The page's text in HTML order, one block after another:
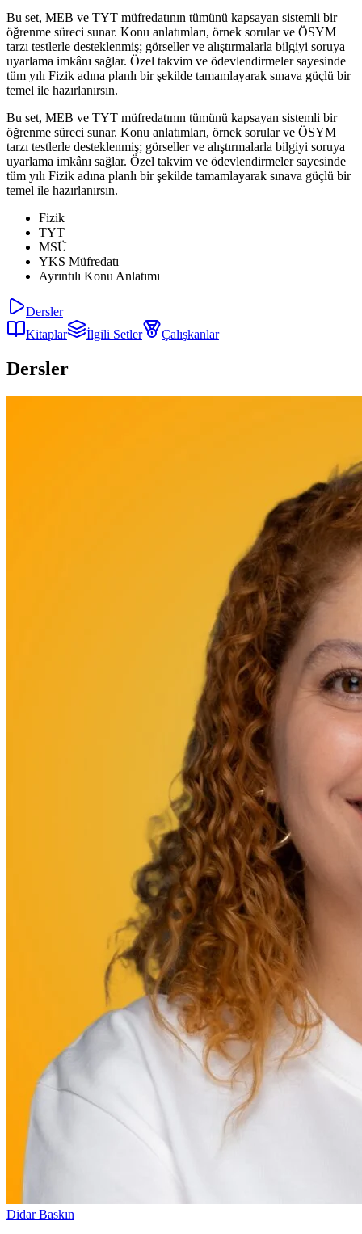
Bu set, MEB ve TYT müfredatının tümünü kapsayan sistemli bir
öğrenme süreci sunar. Konu anlatımları, örnek sorular ve ÖSYM
tarzı testlerle desteklenmiş; görseller ve alıştırmalarla bilgiyi soruya
uyarlama imkânı sağlar. Özel takvim ve ödevlendirmeler sayesinde
tüm yılı Fizik adına planlı bir şekilde tamamlayarak sınava güçlü bir
temel ile hazırlanırsın.
Bu set, MEB ve TYT müfredatının tümünü kapsayan sistemli bir
öğrenme süreci sunar. Konu anlatımları, örnek sorular ve ÖSYM
tarzı testlerle desteklenmiş; görseller ve alıştırmalarla bilgiyi soruya
uyarlama imkânı sağlar. Özel takvim ve ödevlendirmeler sayesinde
tüm yılı Fizik adına planlı bir şekilde tamamlayarak sınava güçlü bir
temel ile hazırlanırsın.
Fizik
TYT
MSÜ
YKS Müfredatı
Ayrıntılı Konu Anlatımı
Dersler
Kitaplar
İlgili Setler Çalışkanlar
Dersler
Didar Baskın